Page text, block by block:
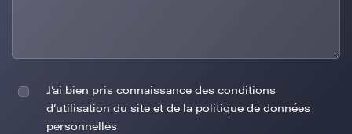
J’ai bien pris connaissance des conditions
d’utilisation du site et de la politique de données
personnelles